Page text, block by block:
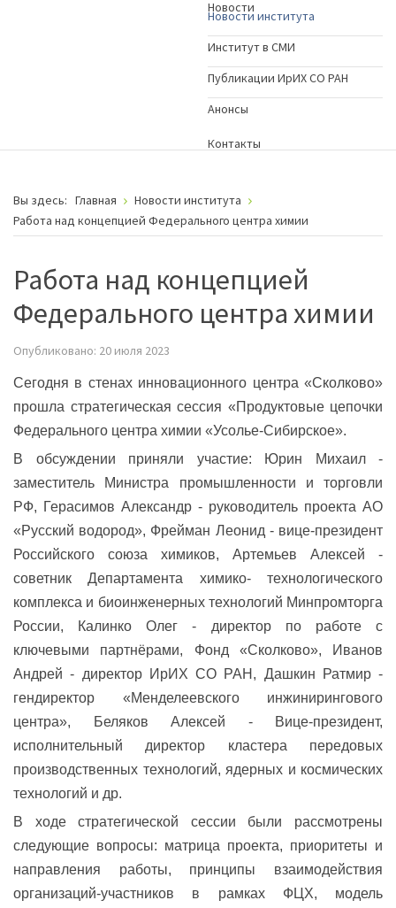
Новости
Новости института
Институт в СМИ
Публикации ИрИХ СО РАН
Анонсы
Контакты
Вы здесь: Главная
Новости института
Работа над концепцией Федерального центра химии
Работа над концепцией
Федерального центра химии
Опубликовано: 20 июля 2023
Сегодня в стенах инновационного центра «Сколково»
прошла стратегическая сессия «Продуктовые цепочки
Федерального центра химии «Усолье-Сибирское».
В обсуждении приняли участие:
Юрин Михаил -
заместитель Министра промышленности и торговли
РФ, Герасимов Александр - руководитель проекта АО
«Русский водород», Фрейман Леонид - вице-президент
Российского союза химиков, Артемьев Алексей -
советник Департамента химико- технологического
комплекса и биоинженерных технологий Минпромторга
России,
Калинко Олег - директор по работе с
ключевыми партнёрами, Фонд «Сколково»,
Иванов
Андрей - директор ИрИХ СО РАН, Дашкин Ратмир -
гендиректор «Менделеевского инжинирингового
центра»,
Беляков Алексей - Вице-президент,
исполнительный директор кластера передовых
производственных технологий, ядерных и космических
технологий и др.
В ходе стратегической сессии были рассмотрены
следующие вопросы: матрица проекта, приоритеты и
направления работы, принципы взаимодействия
организаций-участников в рамках ФЦХ, модель